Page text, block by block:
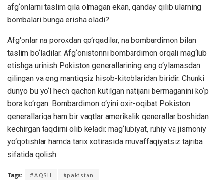
afg‘onlarni taslim qila olmagan ekan, qanday qilib ularning
bombalari bunga erisha oladi?
Afg‘onlar na poroxdan qo‘rqadilar, na bombardimon bilan
taslim bo‘ladilar. Afg‘onistonni bombardimon orqali mag‘lub
etishga urinish Pokiston generallarining eng o‘ylamasdan
qilingan va eng mantiqsiz hisob-kitoblaridan biridir. Chunki
dunyo bu yo‘l hech qachon kutilgan natijani bermaganini ko‘p
bora ko‘rgan. Bombardimon o‘yini oxir-oqibat Pokiston
generallariga ham bir vaqtlar amerikalik generallar boshidan
kechirgan taqdirni olib keladi: mag‘lubiyat, ruhiy va jismoniy
yo‘qotishlar hamda tarix xotirasida muvaffaqiyatsiz tajriba
sifatida qolish.
Tags: #AQSH #pakistan